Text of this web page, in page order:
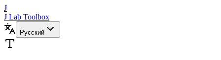
J
J Lab Toolbox
Русский